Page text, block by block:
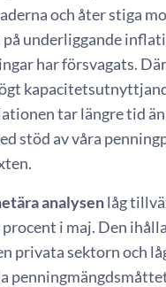
och åter stiga
underliggande
har försvagats.
tar längre tid
stöd av våra
analysenlåg
i maj. Den
privata sektorn och